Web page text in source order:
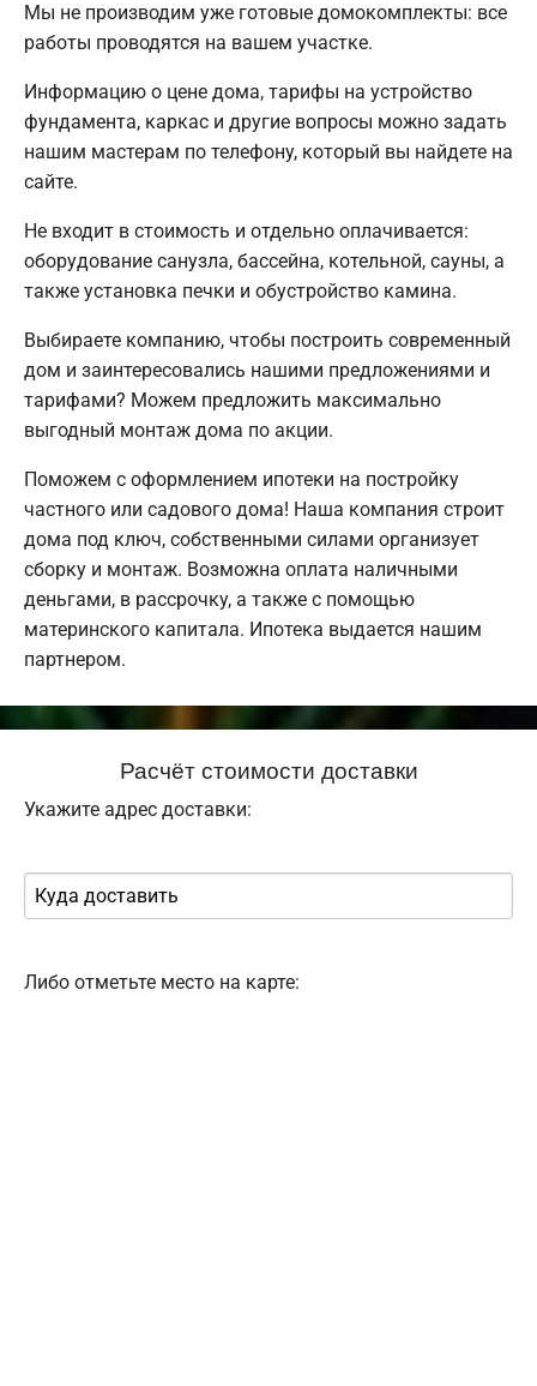
Мы не производим уже готовые домокомплекты: все
работы проводятся на вашем участке.
Информацию о цене дома, тарифы на устройство
фундамента, каркас и другие вопросы можно задать
нашим мастерам по телефону, который вы найдете на
сайте.
Не входит в стоимость и отдельно оплачивается:
оборудование санузла, бассейна, котельной, сауны, а
также установка печки и обустройство камина.
Выбираете компанию, чтобы построить современный
дом и заинтересовались нашими предложениями и
тарифами? Можем предложить максимально
выгодный монтаж дома по акции.
Поможем с оформлением ипотеки на постройку
частного или садового дома! Наша компания строит
дома под ключ, собственными силами организует
сборку и монтаж. Возможна оплата наличными
деньгами, в рассрочку, а также с помощью
материнского капитала. Ипотека выдается нашим
партнером.
Расчёт стоимости доставки
Укажите адрес доставки:
Либо отметьте место на карте: